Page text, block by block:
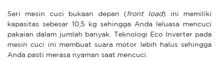
Seri mesin cuci bukaan depan ( front load) ini memiliki
kapasitas sebesar 10,5 kg sehingga Anda leluasa mencuci
pakaian dalam jumlah banyak. Teknologi Eco Inverter pada
mesin cuci ini membuat suara motor lebih halus sehingga
Anda pasti merasa nyaman saat mencuci.